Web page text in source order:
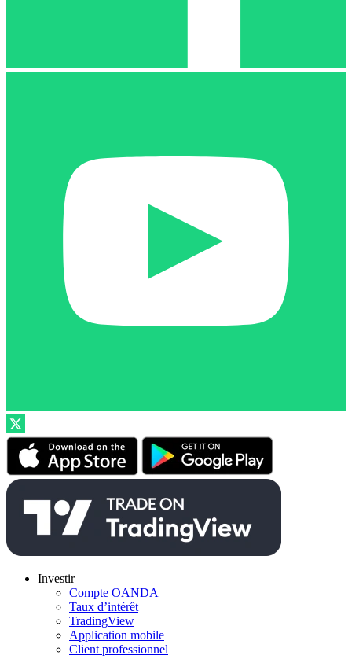
Investir
Compte OANDA
Taux d’intérêt
TradingView
Application mobile
Client professionnel